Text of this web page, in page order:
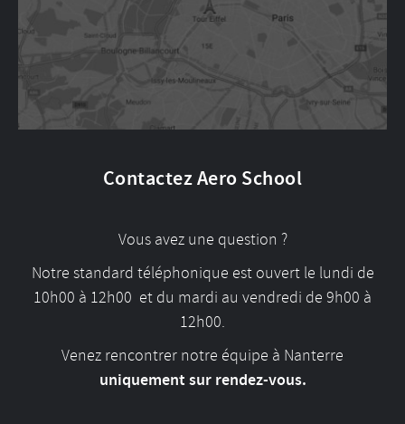
Contactez Aero School
Vous avez une question ?
Notre standard téléphonique est ouvert le lundi de
10h00 à 12h00 et du mardi au vendredi de 9h00 à
12h00.
Venez rencontrer notre équipe à Nanterre
uniquement sur rendez-vous.